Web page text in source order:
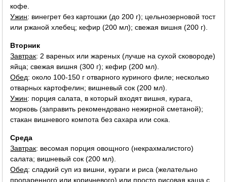
кофе.
Ужин: винегрет без картошки (до 200 г); цельнозерновой тост
или ржаной хлебец; кефир (200 мл); свежая вишня (200 г).
Вторник
Завтрак: 2 вареных или жареных (лучше на сухой сковороде)
яйца; свежая вишня (300 г); кефир (200 мл).
Обед: около 100-150 г отварного куриного филе; несколько
отварных картофелин; вишневый сок (200 мл).
Ужин: порция салата, в который входят вишня, курага,
морковь (заправить рекомендовано нежирной сметаной);
стакан вишневого компота без сахара или сока.
Среда
Завтрак: весомая порция овощного (некрахмалистого)
салата; вишневый сок (200 мл).
Обед: сладкий суп из вишни, кураги и риса (желательно
пропаренного или коричневого) или просто рисовая каша с